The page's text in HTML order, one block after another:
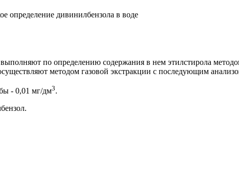
определение дивинилбензола в воде
по определению содержания в нем этилстирола
методом газовой экстракции с последующим
- 0,01 мг/дм3.